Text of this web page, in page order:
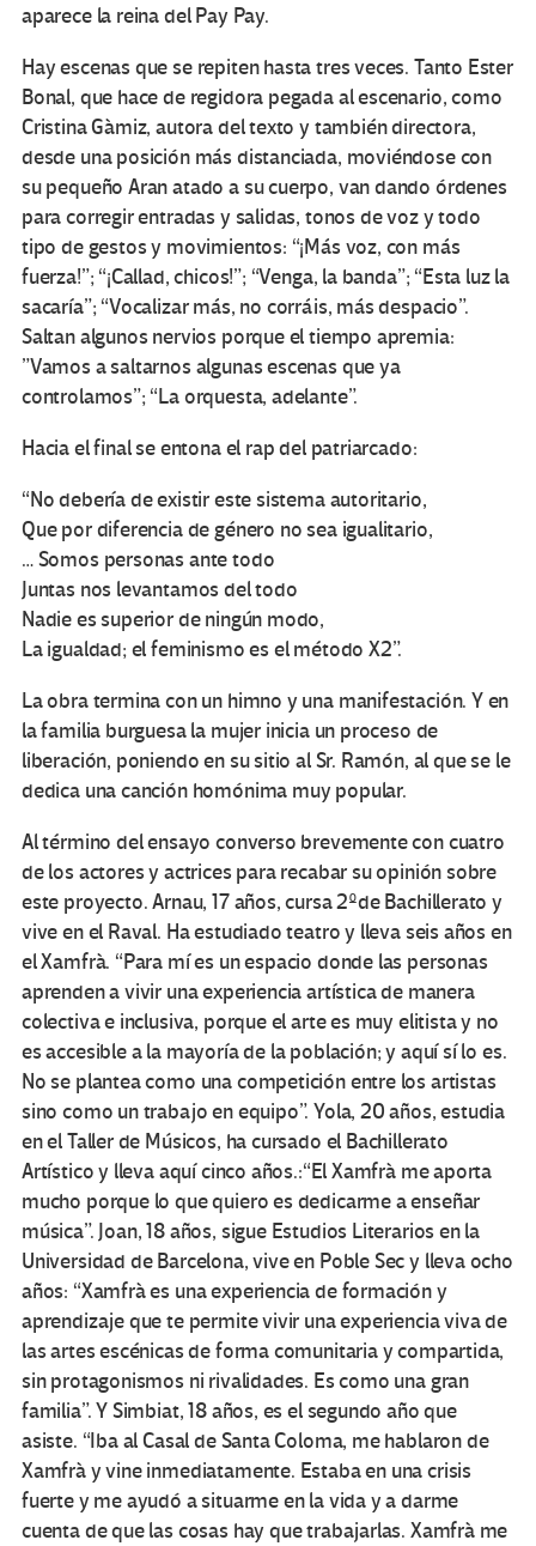
aparece la reina del Pay Pay.
Hay escenas que se repiten hasta tres veces. Tanto Ester
Bonal, que hace de regidora pegada al escenario, como
Cristina Gàmiz, autora del texto y también directora,
desde una posición más distanciada, moviéndose con
su pequeño Aran atado a su cuerpo, van dando órdenes
para corregir entradas y salidas, tonos de voz y todo
tipo de gestos y movimientos: “¡Más voz, con más
fuerza!”; “¡Callad, chicos!”; “Venga, la banda”; “Esta luz la
sacaría”; “Vocalizar más, no corráis, más despacio”.
Saltan algunos nervios porque el tiempo apremia:
”Vamos a saltarnos algunas escenas que ya
controlamos”; “La orquesta, adelante”.
Hacia el final se entona el rap del patriarcado:
“No debería de existir este sistema autoritario,
Que por diferencia de género no sea igualitario,
… Somos personas ante todo
Juntas nos levantamos del todo
Nadie es superior de ningún modo,
La igualdad; el feminismo es el método X2”.
La obra termina con un himno y una manifestación. Y en
la familia burguesa la mujer inicia un proceso de
liberación, poniendo en su sitio al Sr. Ramón, al que se le
dedica una canción homónima muy popular.
Al término del ensayo converso brevemente con cuatro
de los actores y actrices para recabar su opinión sobre
este proyecto. Arnau, 17 años, cursa 2ºde Bachillerato y
vive en el Raval. Ha estudiado teatro y lleva seis años en
el Xamfrà. “Para mí es un espacio donde las personas
aprenden a vivir una experiencia artística de manera
colectiva e inclusiva, porque el arte es muy elitista y no
es accesible a la mayoría de la población; y aquí sí lo es.
No se plantea como una competición entre los artistas
sino como un trabajo en equipo”. Yola, 20 años, estudia
en el Taller de Músicos, ha cursado el Bachillerato
Artístico y lleva aquí cinco años.:“El Xamfrà me aporta
mucho porque lo que quiero es dedicarme a enseñar
música”. Joan, 18 años, sigue Estudios Literarios en la
Universidad de Barcelona, vive en Poble Sec y lleva ocho
años: “Xamfrà es una experiencia de formación y
aprendizaje que te permite vivir una experiencia viva de
las artes escénicas de forma comunitaria y compartida,
sin protagonismos ni rivalidades. Es como una gran
familia”. Y Simbiat, 18 años, es el segundo año que
asiste. “Iba al Casal de Santa Coloma, me hablaron de
Xamfrà y vine inmediatamente. Estaba en una crisis
fuerte y me ayudó a situarme en la vida y a darme
cuenta de que las cosas hay que trabajarlas. Xamfrà me